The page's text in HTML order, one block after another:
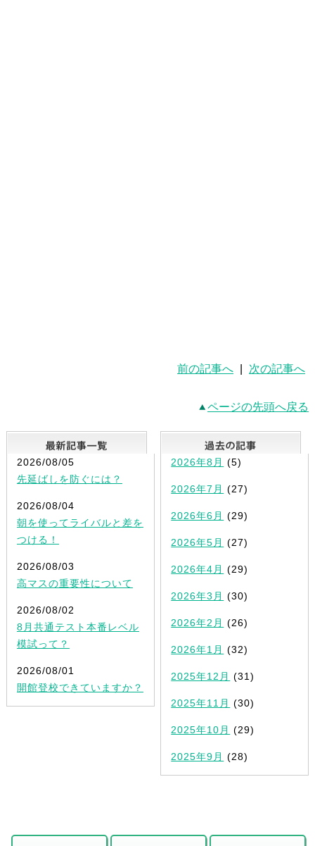
前の記事へ 次の記事へ
ページの先頭へ戻る
最新記事一覧
2026/08/05
先延ばしを防ぐには？
2026/08/04
朝を使ってライバルと差を
つける！
2026/08/03
高マスの重要性について
2026/08/02
8月共通テスト本番レベル
模試って？
2026/08/01
開館登校できていますか？
2026年8月 (5)
2026年7月 (27)
2026年6月 (29)
2026年5月 (27)
2026年4月 (29)
2026年3月 (30)
2026年2月 (26)
2026年1月 (32)
2025年12月 (31)
2025年11月 (30)
2025年10月 (29)
2025年9月 (28)